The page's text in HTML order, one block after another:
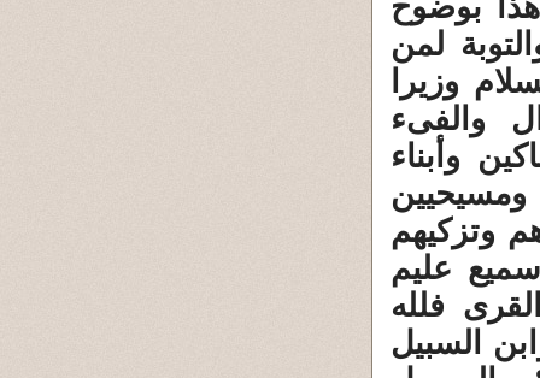
بوضوح
لمن
وزيرا
والفىء
وأبناء
ومسيحيين
وتزكيهم
عليم
فلله
السبيل